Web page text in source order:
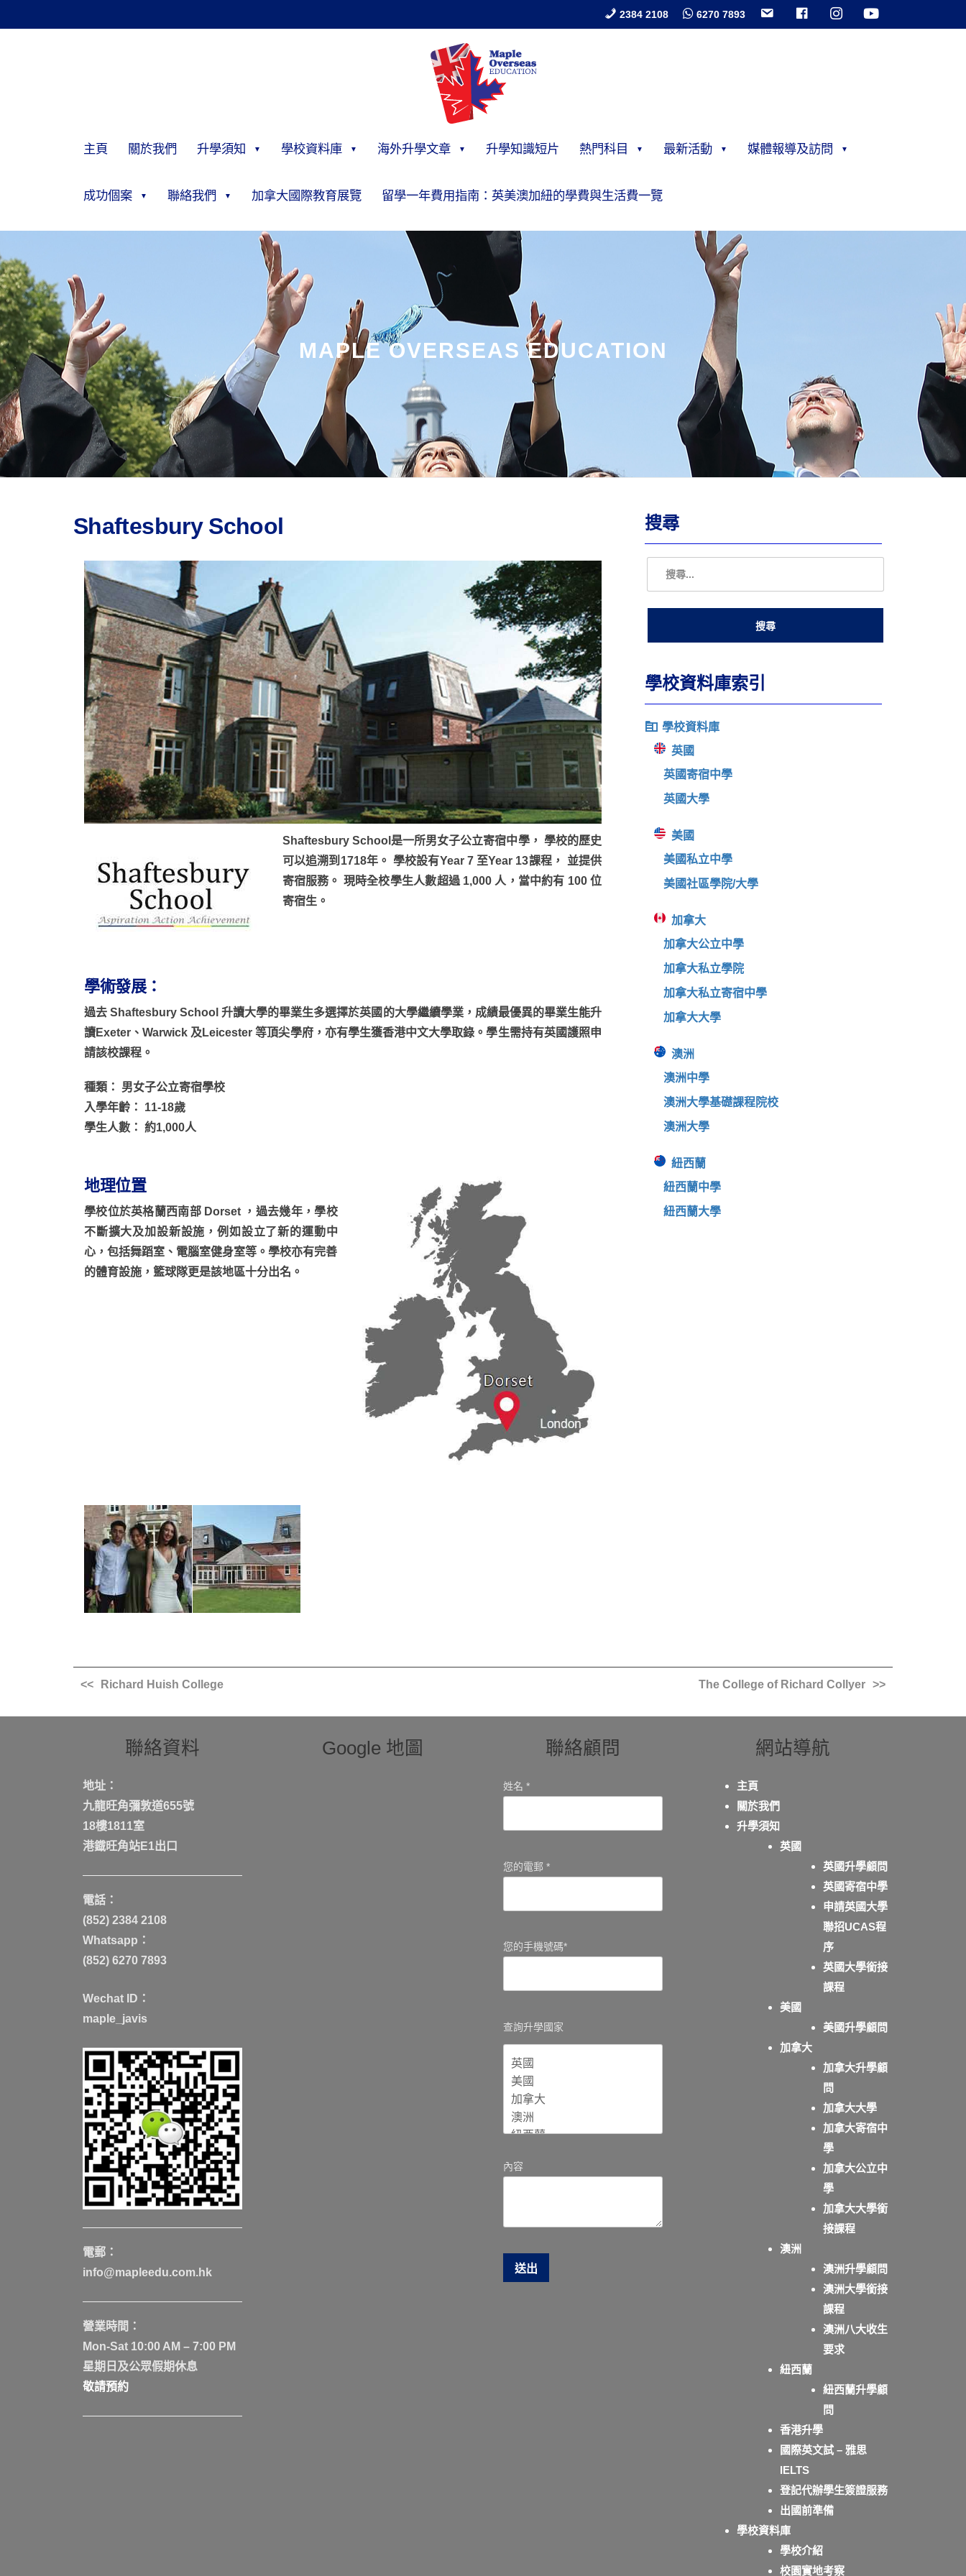
2384 2108 6270 7893
主頁 關於我們 升學須知 學校資料庫 海外升學文章 升學知識短片 熱門科目 最新活動 媒體報導及訪問
成功個案 聯絡我們 加拿大國際教育展覽 留學一年費用指南：英美澳加紐的學費與生活費一覽
MAPLE OVERSEAS EDUCATION
Shaftesbury School
Shaftesbury School是一所男女子公立寄宿中學， 學校的歷史
可以追溯到1718年。 學校設有Year 7 至Year 13課程， 並提供
寄宿服務。 現時全校學生人數超過 1,000 人，當中約有 100 位
寄宿生。
學術發展：
過去 Shaftesbury School 升讀大學的畢業生多選擇於英國的大學繼續學業，成績最優異的畢業生能升
讀Exeter、Warwick 及Leicester 等頂尖學府，亦有學生獲香港中文大學取錄。學生需持有英國護照申
請該校課程。
種類： 男女子公立寄宿學校
入學年齡： 11-18歲
學生人數： 約1,000人
地理位置
學校位於英格蘭西南部 Dorset ，過去幾年，學校
不斷擴大及加設新設施，例如設立了新的運動中
心，包括舞蹈室、電腦室健身室等。學校亦有完善
的體育設施，籃球隊更是該地區十分出名。
搜尋
學校資料庫索引
學校資料庫
英國
英國寄宿中學
英國大學
美國
美國私立中學
美國社區學院/大學
加拿大
加拿大公立中學
加拿大私立學院
加拿大私立寄宿中學
加拿大大學
澳洲
澳洲中學
澳洲大學基礎課程院校
澳洲大學
紐西蘭
紐西蘭中學
紐西蘭大學
Richard Huish College The College of Richard Collyer
聯絡資料
地址：
九龍旺角彌敦道655號
18樓1811室
港鐡旺角站E1出口
電話：
(852) 2384 2108
Whatsapp：
(852) 6270 7893
Wechat ID：
maple_javis
電郵：
info@mapleedu.com.hk
營業時間：
Mon-Sat 10:00 AM – 7:00 PM
星期日及公眾假期休息
敬請預約
Google 地圖 聯絡顧問
姓名 *
您的電郵 *
您的手機號碼*
查詢升學國家
內容
網站導航
主頁
關於我們
升學須知
英國
英國升學顧問
英國寄宿中學
申請英國大學
聯招UCAS程
序
英國大學銜接
課程
美國
美國升學顧問
加拿大
加拿大升學顧
問
加拿大大學
加拿大寄宿中
學
加拿大公立中
學
加拿大大學銜
接課程
澳洲
澳洲升學顧問
澳洲大學銜接
課程
澳洲八大收生
要求
紐西蘭
紐西蘭升學顧
問
香港升學
國際英文試 – 雅思
IELTS
登記代辦學生簽證服務
出國前準備
學校資料庫
學校介紹
校園實地考察